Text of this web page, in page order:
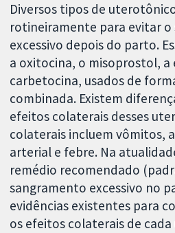
Diversos tipos de
rotineiramente para evitar
excessivo depois do parto.
a oxitocina, o misoprostol, a
carbetocina, usados de
combinada. Existem
efeitos colaterais desses
colaterais incluem vômitos,
arterial e febre. Na
remédio recomendado
sangramento excessivo no
evidências existentes para
os efeitos colaterais de